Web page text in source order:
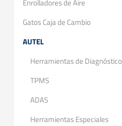
Enrolladores de Aire
Gatos Caja de Cambio
AUTEL
Herramientas de Diagnóstico
TPMS
ADAS
Herramientas Especiales